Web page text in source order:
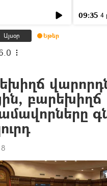
09:35 4
Այսօր Եթեր
բարեխիղճ